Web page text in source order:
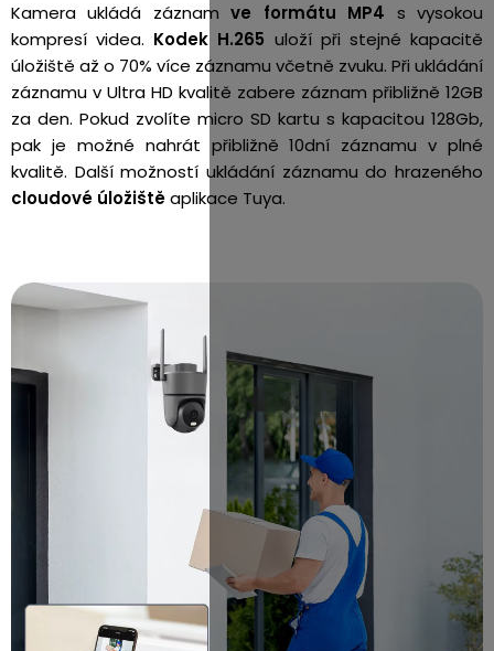
Kamera ukládá záznamve formátu MP4 s vysokou
kompresí videa. Kodek H.265 uloží při stejné kapacitě
úložiště až o 70% více záznamu včetně zvuku. Při ukládání
záznamu v Ultra HD kvalitě zabere záznam přibližně 12GB
za den. Pokud zvolíte micro SD kartu s kapacitou 128Gb,
pak je možné nahrát přibližně 10dní záznamu v plné
kvalitě. Další možností ukládání záznamu do hrazeného
cloudové úložištěaplikace Tuya.